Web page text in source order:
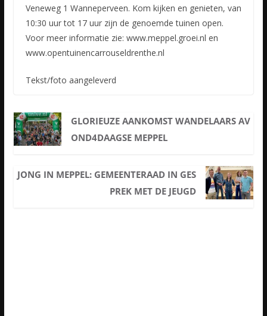
Veneweg 1 Wanneperveen. Kom kijken en genieten, van
10:30 uur tot 17 uur zijn de genoemde tuinen open.
Voor meer informatie zie: www.meppel.groei.nl en
www.opentuinencarrouseldrenthe.nl
Tekst/foto aangeleverd
GLORIEUZE AANKOMST WANDELAARS AV
OND4DAAGSE MEPPEL
JONG IN MEPPEL: GEMEENTERAAD IN GES
PREK MET DE JEUGD